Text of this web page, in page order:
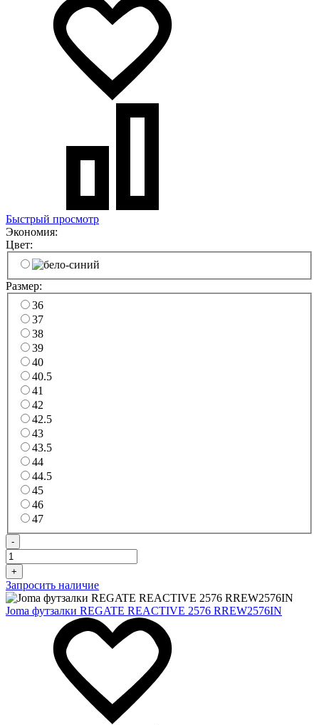
Быстрый просмотр
Экономия:
Цвет:
Размер:
36
37
38
39
40
40.5
41
42
42.5
43
43.5
44
44.5
45
46
47
-
+
Запросить наличие
Joma футзалки REGATE REACTIVE 2576 RREW2576IN